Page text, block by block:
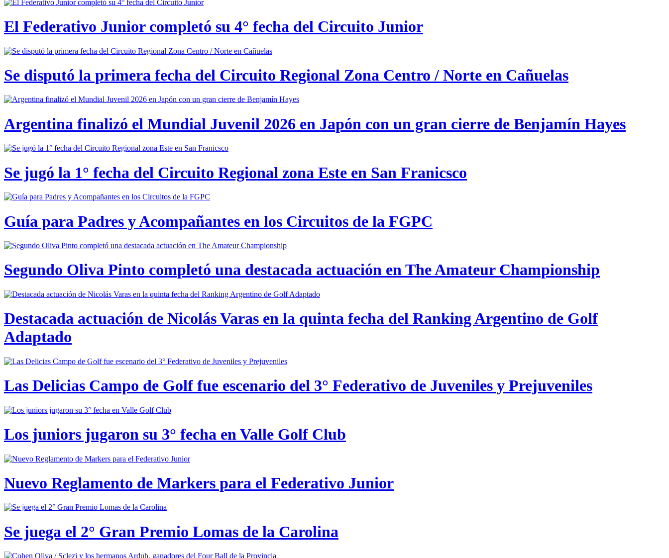
El Federativo Junior completó su 4° fecha del Circuito Junior
Se disputó la primera fecha del Circuito Regional Zona Centro / Norte en Cañuelas
Argentina finalizó el Mundial Juvenil 2026 en Japón con un gran cierre de Benjamín Hayes
Se jugó la 1° fecha del Circuito Regional zona Este en San Franicsco
Guía para Padres y Acompañantes en los Circuitos de la FGPC
Segundo Oliva Pinto completó una destacada actuación en The Amateur Championship
Destacada actuación de Nicolás Varas en la quinta fecha del Ranking Argentino de Golf
Adaptado
Las Delicias Campo de Golf fue escenario del 3° Federativo de Juveniles y Prejuveniles
Los juniors jugaron su 3° fecha en Valle Golf Club
Nuevo Reglamento de Markers para el Federativo Junior
Se juega el 2° Gran Premio Lomas de la Carolina